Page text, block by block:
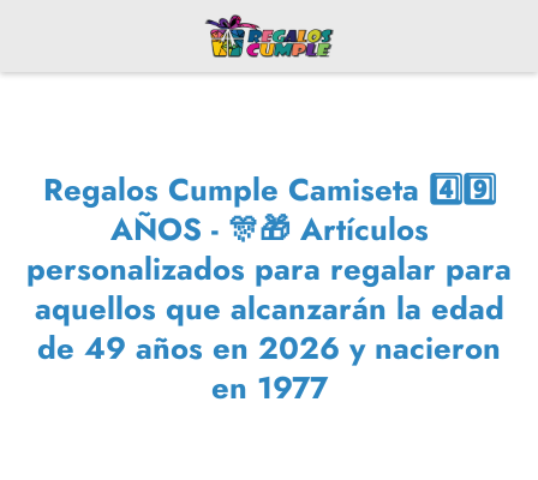
Regalos Cumple Camiseta 4️⃣9️⃣
AÑOS - 🎊🎁 Artículos
personalizados para regalar para
aquellos que alcanzarán la edad
de 49 años en 2026 y nacieron
en 1977